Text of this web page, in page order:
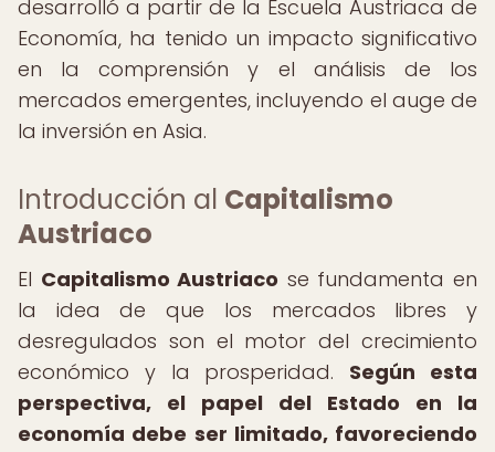
desarrolló a partir de la Escuela Austriaca de
Economía, ha tenido un impacto significativo
en la comprensión y el análisis de los
mercados emergentes, incluyendo el auge de
la inversión en Asia.
Introducción al Capitalismo
Austriaco
El Capitalismo Austriaco se fundamenta en
la idea de que los mercados libres y
desregulados son el motor del crecimiento
económico y la prosperidad. Según esta
perspectiva, el papel del Estado en la
economía debe ser limitado, favoreciendo